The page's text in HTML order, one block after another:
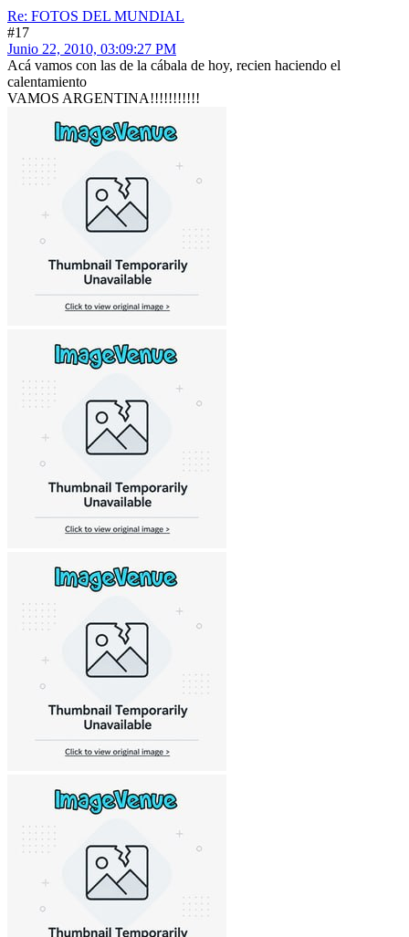
Re: FOTOS DEL MUNDIAL
#17
Junio 22, 2010, 03:09:27 PM
Acá vamos con las de la cábala de hoy, recien haciendo el
calentamiento
VAMOS ARGENTINA!!!!!!!!!!!